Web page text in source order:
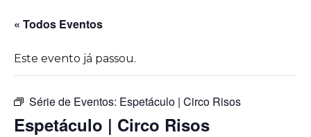
« Todos Eventos
Este evento já passou.
Série de Eventos: Espetáculo | Circo Risos
Espetáculo | Circo Risos